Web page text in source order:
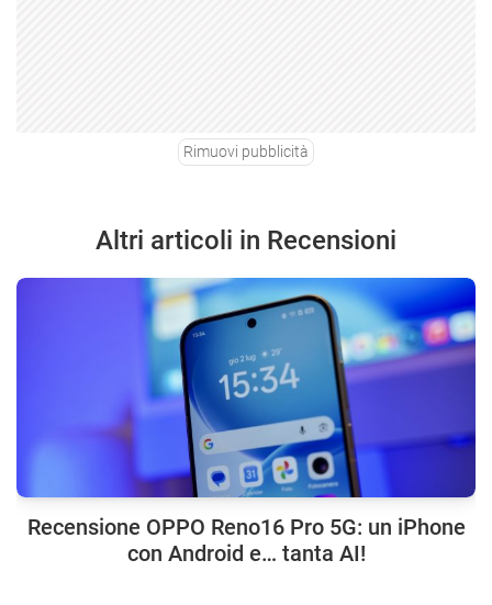
Rimuovi pubblicità
Altri articoli in Recensioni
Recensione OPPO Reno16 Pro 5G: un iPhone
con Android e… tanta AI!